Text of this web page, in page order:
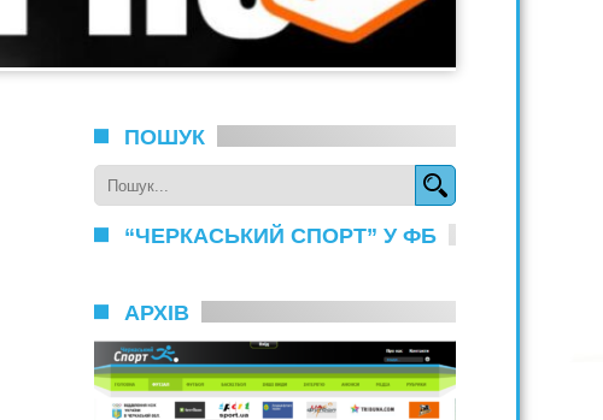
ПОШУК
“ЧЕРКАСЬКИЙ СПОРТ” У ФБ
АРХІВ